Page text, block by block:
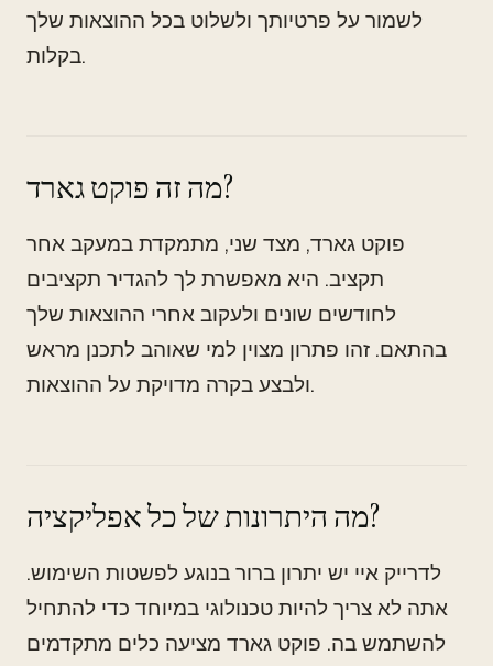
לשמור על פרטיותך ולשלוט בכל ההוצאות שלך
בקלות.
מה זה פוקט גארד?
פוקט גארד, מצד שני, מתמקדת במעקב אחר
תקציב. היא מאפשרת לך להגדיר תקציבים
לחודשים שונים ולעקוב אחרי ההוצאות שלך
בהתאם. זהו פתרון מצוין למי שאוהב לתכנן מראש
ולבצע בקרה מדויקת על ההוצאות.
מה היתרונות של כל אפליקציה?
לדרייק איי יש יתרון ברור בנוגע לפשטות השימוש.
אתה לא צריך להיות טכנולוגי במיוחד כדי להתחיל
להשתמש בה. פוקט גארד מציעה כלים מתקדמים